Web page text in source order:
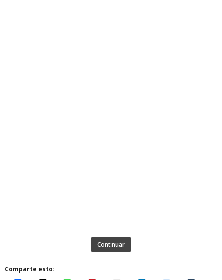
Continuar
Comparte esto: